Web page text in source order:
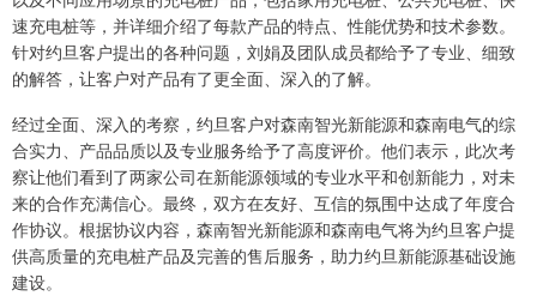
速充电桩等，并详细介绍了每款产品的特点、性能优势和技术参数。
针对约旦客户提出的各种问题，刘娟及团队成员都给予了专业、细致
的解答，让客户对产品有了更全面、深入的了解。
经过全面、深入的考察，约旦客户对森南智光新能源和森南电气的综
合实力、产品品质以及专业服务给予了高度评价。他们表示，此次考
察让他们看到了两家公司在新能源领域的专业水平和创新能力，对未
来的合作充满信心。最终，双方在友好、互信的氛围中达成了年度合
作协议。根据协议内容，森南智光新能源和森南电气将为约旦客户提
供高质量的充电桩产品及完善的售后服务，助力约旦新能源基础设施
建设。